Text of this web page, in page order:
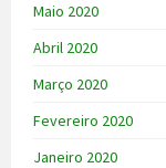
Maio 2020
Abril 2020
Março 2020
Fevereiro 2020
Janeiro 2020